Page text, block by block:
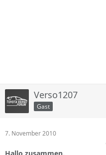
Verso1207
Gast
7. November 2010